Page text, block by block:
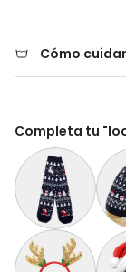
Cómo
Completa tu
Calcetines